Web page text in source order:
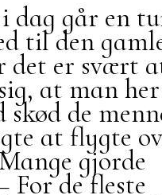
dag går en
til den
det er svært
at man
de
at flygte
gjorde
For de fleste